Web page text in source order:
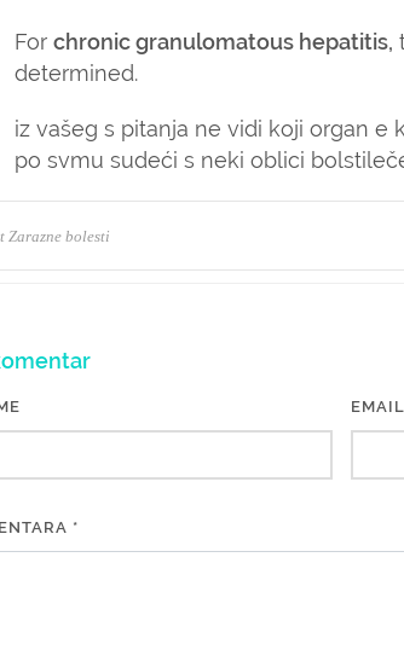
For chronic granulomatous hepatitis,
determined.
iz vašeg s pitanja ne vidi koji organ e
po svmu sudeći s neki oblici
Zarazne bolesti
*